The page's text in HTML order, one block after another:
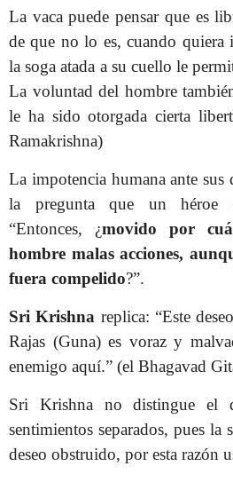
La vaca puede pensar que es
de que no lo es, cuando quiera
la soga atada a su cuello le
La voluntad del hombre
le ha sido otorgada cierta
Ramakrishna)
La impotencia humana ante sus
la pregunta que un héroe
“Entonces, ¿movido por
hombre malas acciones,
fuera compelido?”.
Sri Krishna replica: “Este
Rajas (Guna) es voraz y
enemigo aquí.” (el Bhagavad
Sri Krishna no distingue el
sentimientos separados, pues la
deseo obstruido, por esta razón